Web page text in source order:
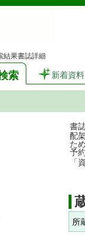
結果書誌詳細
索 新着資料
書
配
た
予
「
所